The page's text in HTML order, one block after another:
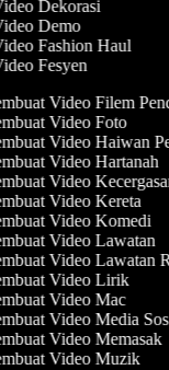
Dekorasi
Demo
Fashion Haul
Fesyen
Video Filem
Video Foto
Video Haiwan
Video Hartanah
Video
Video Kereta
Video Komedi
Video Lawatan
Video Lawatan
Video Lirik
Video Mac
Video Media
Video Memasak
Video Muzik